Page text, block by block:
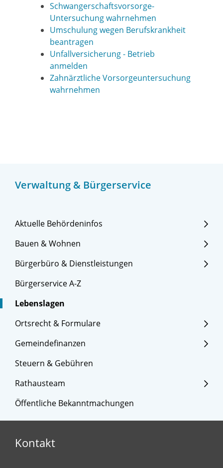
Verwaltung & Bürgerservice
Aktuelle Behördeninfos
Bauen & Wohnen
Bürgerbüro & Dienstleistungen
Bürgerservice A-Z
Lebenslagen
Ortsrecht & Formulare
Gemeindefinanzen
Steuern & Gebühren
Rathausteam
Öffentliche Bekanntmachungen
Schwangerschaftsvorsorge-
Untersuchung wahrnehmen
Umschulung wegen Berufskrankheit
beantragen
Unfallversicherung - Betrieb
anmelden
Zahnärztliche Vorsorgeuntersuchung
wahrnehmen
Kontakt